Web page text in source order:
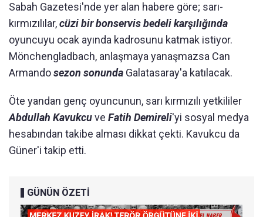
Sabah Gazetesi'nde yer alan habere göre; sarı-
kırmızılılar,cüzi bir bonservis bedeli karşılığında
oyuncuyu ocak ayında kadrosunu katmak istiyor.
Mönchengladbach, anlaşmaya yanaşmazsa Can
Armandosezon sonunda Galatasaray'a katılacak.
Öte yandan genç oyuncunun, sarı kırmızılı yetkililer
Abdullah Kavukcuve Fatih Demireli'yi sosyal medya
hesabından takibe alması dikkat çekti. Kavukcu da
Güner'i takip etti.
GÜNÜN ÖZETİ